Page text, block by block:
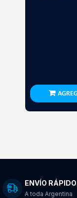
ENVÍO RÁPIDO
A toda Argentina